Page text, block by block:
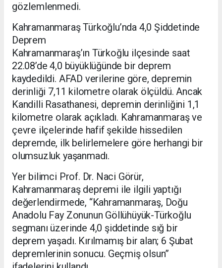
gözlemlenmedi.
Kahramanmaraş Türkoğlu’nda 4,0 Şiddetinde
Deprem
Kahramanmaraş’ın Türkoğlu ilçesinde saat
22.08’de 4,0 büyüklüğünde bir deprem
kaydedildi. AFAD verilerine göre, depremin
derinliği 7,11 kilometre olarak ölçüldü. Ancak
Kandilli Rasathanesi, depremin derinliğini 1,1
kilometre olarak açıkladı. Kahramanmaraş ve
çevre ilçelerinde hafif şekilde hissedilen
depremde, ilk belirlemelere göre herhangi bir
olumsuzluk yaşanmadı.
Yer bilimci Prof. Dr. Naci Görür,
Kahramanmaraş depremi ile ilgili yaptığı
değerlendirmede, “Kahramanmaraş, Doğu
Anadolu Fay Zonunun Göllühüyük-Türkoğlu
segmanı üzerinde 4,0 şiddetinde sığ bir
deprem yaşadı. Kırılmamış bir alan; 6 Şubat
depremlerinin sonucu. Geçmiş olsun”